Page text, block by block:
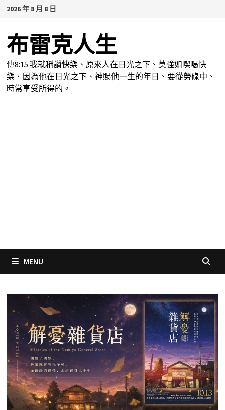
Skip
content
2026 年 8 月 8 日
布雷克人生
傳8:15 我就稱讚快樂、原來人在日光之下、莫強如喫喝快
樂．因為他在日光之下、神賜他一生的年日、要從勞碌中、
時常享受所得的。
MENU